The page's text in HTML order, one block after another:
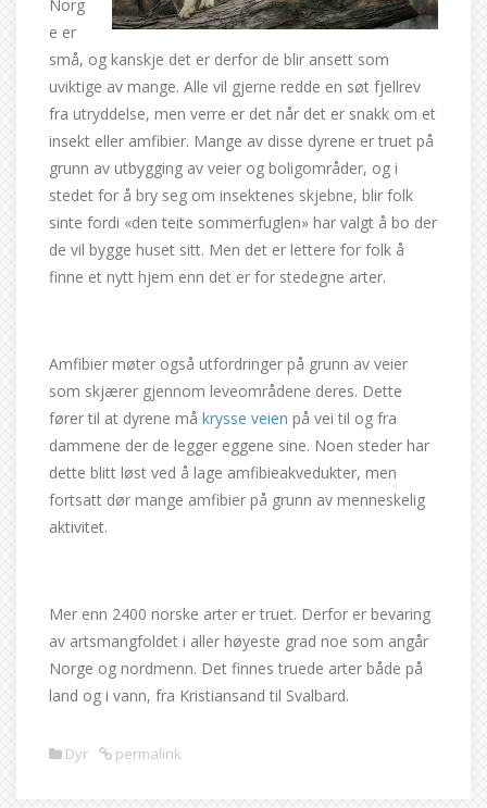
Norg
e er
små, og kanskje det er derfor de blir ansett som
uviktige av mange. Alle vil gjerne redde en søt fjellrev
fra utryddelse, men verre er det når det er snakk om et
insekt eller amfibier. Mange av disse dyrene er truet på
grunn av utbygging av veier og boligområder, og i
stedet for å bry seg om insektenes skjebne, blir folk
sinte fordi «den teite sommerfuglen» har valgt å bo der
de vil bygge huset sitt. Men det er lettere for folk å
finne et nytt hjem enn det er for stedegne arter.
Amfibier møter også utfordringer på grunn av veier
som skjærer gjennom leveområdene deres. Dette
fører til at dyrene må krysse veien på vei til og fra
dammene der de legger eggene sine. Noen steder har
dette blitt løst ved å lage amfibieakvedukter, men
fortsatt dør mange amfibier på grunn av menneskelig
aktivitet.
Mer enn 2400 norske arter er truet. Derfor er bevaring
av artsmangfoldet i aller høyeste grad noe som angår
Norge og nordmenn. Det finnes truede arter både på
land og i vann, fra Kristiansand til Svalbard.
Dyr permalink